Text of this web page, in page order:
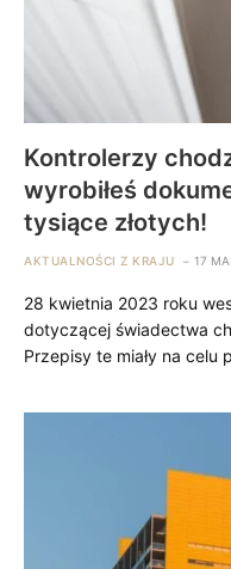
Kontrolerzy
wyrobiłeś
tysiące złotych!
AKTUALNOŚCI Z KRAJU 17
28 kwietnia 2023 roku
dotyczącej świadectwa
Przepisy te miały na